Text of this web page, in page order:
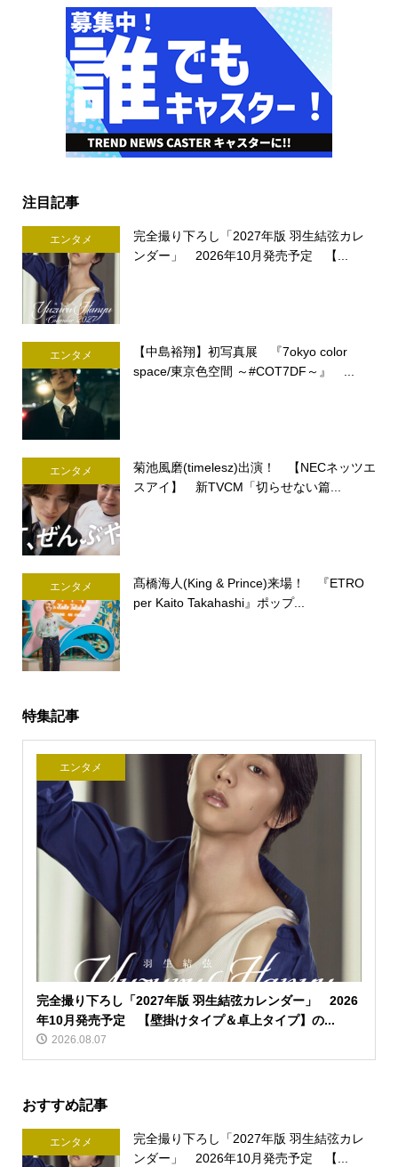
注目記事
エンタメ
完全撮り下ろし「2027年版 羽生結弦カレ
ンダー」 2026年10月発売予定 【...
エンタメ
【中島裕翔】初写真展 『7okyo color
space/東京色空間 ～#COT7DF～』 ...
エンタメ
菊池風磨(timelesz)出演！ 【NECネッツエ
スアイ】 新TVCM「切らせない篇...
エンタメ
髙橋海人(King & Prince)来場！ 『ETRO
per Kaito Takahashi』ポップ...
特集記事
エンタメ
完全撮り下ろし「2027年版 羽生結弦カレンダー」 2026
年10月発売予定 【壁掛けタイプ＆卓上タイプ】の...
2026.08.07
おすすめ記事
エンタメ
完全撮り下ろし「2027年版 羽生結弦カレ
ンダー」 2026年10月発売予定 【...